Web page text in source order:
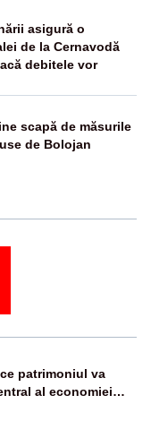
asigură o
de la Cernavodă
debitele vor
scapă de măsurile
de Bolojan
patrimoniul va
al economiei